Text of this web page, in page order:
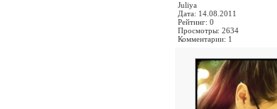
Juliya
Дата: 14.08.2011
Рейтинг: 0
Просмотры: 2634
Комментарии: 1